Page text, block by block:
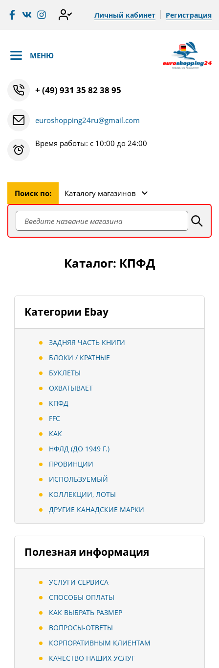
Личный кабинет Регистрация
МЕНЮ
+ (49) 931 35 82 38 95
euroshopping24ru@gmail.com
Время работы: с 10:00 до 24:00
Поиск по: Каталогу магазинов
Категории Ebay
ЗАДНЯЯ ЧАСТЬ КНИГИ
БЛОКИ / КРАТНЫЕ
БУКЛЕТЫ
ОХВАТЫВАЕТ
КПФД
FFC
КАК
НФЛД (ДО 1949 Г.)
ПРОВИНЦИИ
ИСПОЛЬЗУЕМЫЙ
КОЛЛЕКЦИИ, ЛОТЫ
ДРУГИЕ КАНАДСКИЕ МАРКИ
Полезная информация
УСЛУГИ СЕРВИСА
СПОСОБЫ ОПЛАТЫ
КАК ВЫБРАТЬ РАЗМЕР
ВОПРОСЫ-ОТВЕТЫ
КОРПОРАТИВНЫМ КЛИЕНТАМ
КАЧЕСТВО НАШИХ УСЛУГ
Каталог: КПФД